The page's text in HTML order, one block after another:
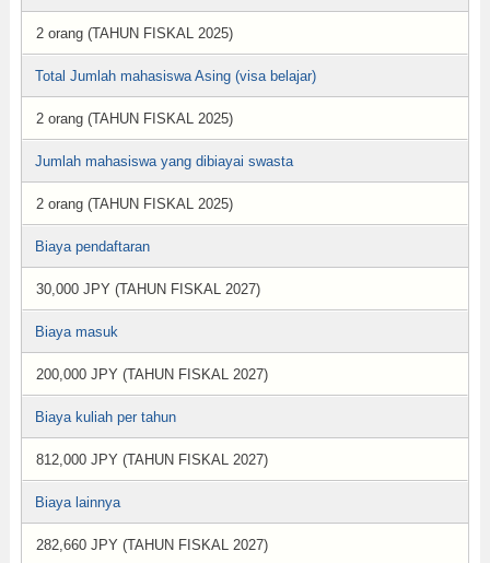
2 orang (TAHUN FISKAL 2025)
Total Jumlah mahasiswa Asing (visa belajar)
2 orang (TAHUN FISKAL 2025)
Jumlah mahasiswa yang dibiayai swasta
2 orang (TAHUN FISKAL 2025)
Biaya pendaftaran
30,000 JPY (TAHUN FISKAL 2027)
Biaya masuk
200,000 JPY (TAHUN FISKAL 2027)
Biaya kuliah per tahun
812,000 JPY (TAHUN FISKAL 2027)
Biaya lainnya
282,660 JPY (TAHUN FISKAL 2027)